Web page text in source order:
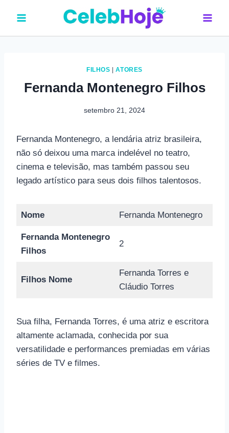
o
FILHOS |ATORES
Fernanda Montenegro Filhos
setembro 21, 2024
Fernanda Montenegro, a lendária atriz brasileira,
não só deixou uma marca indelével no teatro,
cinema e televisão, mas também passou seu
legado artístico para seus dois filhos talentosos.
Nome Fernanda Montenegro
Fernanda Montenegro
Filhos
2
Filhos Nome
Fernanda Torres e
Cláudio Torres
Sua filha, Fernanda Torres, é uma atriz e escritora
altamente aclamada, conhecida por sua
versatilidade e performances premiadas em várias
séries de TV e filmes.